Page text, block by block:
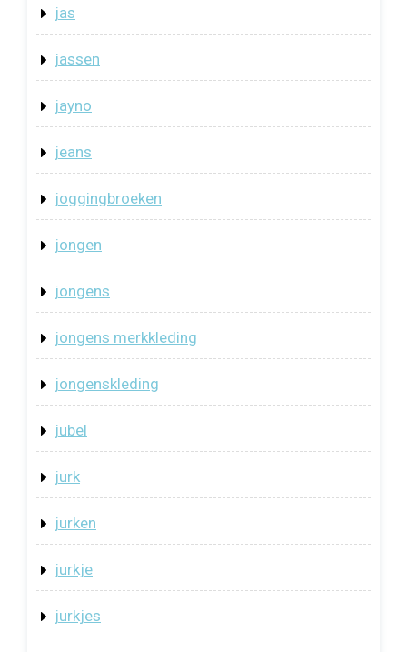
jas
jassen
jayno
jeans
joggingbroeken
jongen
jongens
jongens merkkleding
jongenskleding
jubel
jurk
jurken
jurkje
jurkjes